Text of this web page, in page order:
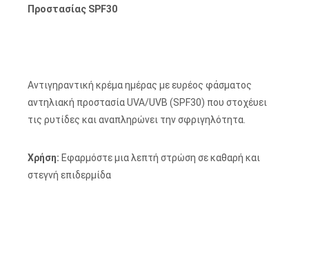
Προστασίας SPF30
Αντιγηραντική κρέμα ημέρας με ευρέος φάσματος
αντηλιακή προστασία UVA/UVB (SPF30) που στοχέυει
τις ρυτίδες και αναπληρώνει την σφριγηλότητα.
Χρήση: Εφαρμόστε μια λεπτή στρώση σε καθαρή και
στεγνή επιδερμίδα